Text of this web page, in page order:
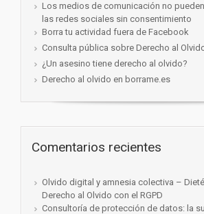
Los medios de comunicación no
las redes sociales sin consentimiento
Borra tu actividad fuera de Facebook
Consulta pública sobre Derecho al
¿Un asesino tiene derecho al olvido?
Derecho al olvido en borrame.es
Comentarios recientes
Olvido digital y amnesia colectiva –
Derecho al Olvido con el RGPD
Consultoría de protección de datos: la